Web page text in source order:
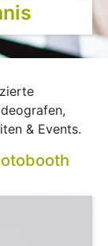
& Events.